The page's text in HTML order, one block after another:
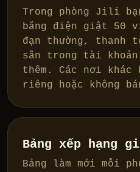
Trong phòng Jili
băng điện giật 50
đạn thường, thanh
sẵn trong tài khoản
thêm. Các nơi khác
riêng hoặc không
Bảng xếp hạng
Bảng làm mới mỗi